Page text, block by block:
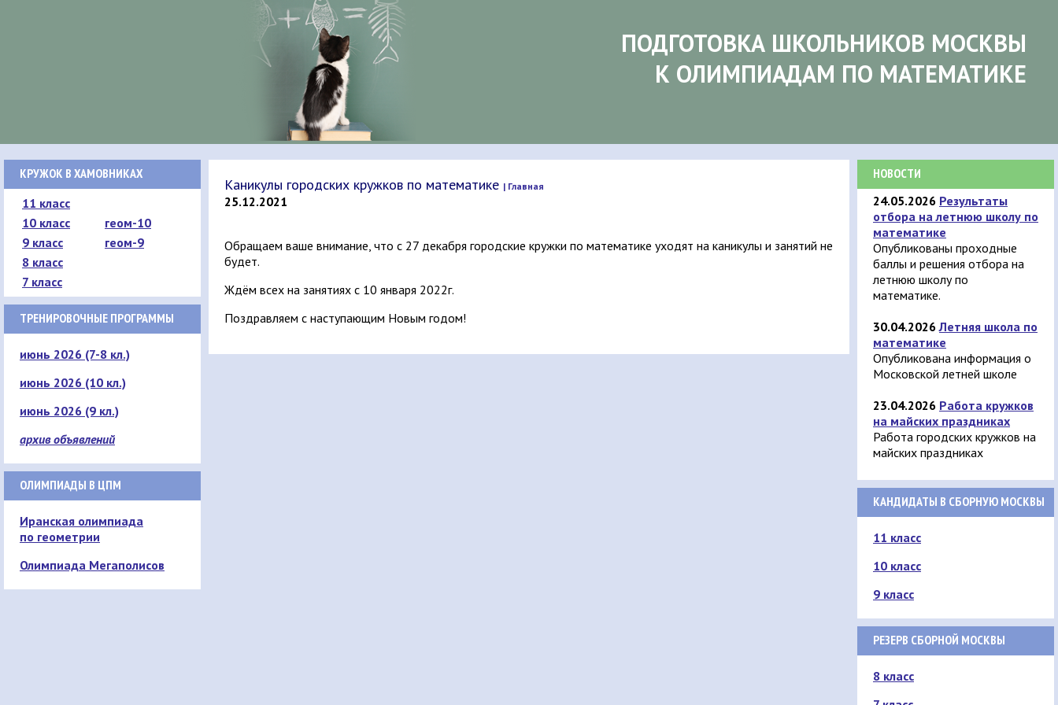
ПОДГОТОВКА ШКОЛЬНИКОВ МОСКВЫ
К ОЛИМПИАДАМ ПО МАТЕМАТИКЕ
КРУЖОК В ХАМОВНИКАХ
11 класс
10 класс
геом-10
9 класс
геом-9
8 класс
7 класс
ТРЕНИРОВОЧНЫЕ ПРОГРАММЫ
июнь 2026 (7-8 кл.)
июнь 2026 (10 кл.)
июнь 2026 (9 кл.)
архив объявлений
ОЛИМПИАДЫ В ЦПМ
Иранская олимпиада
по геометрии
Олимпиада Мегаполисов
Каникулы городских кружков по математике | Главная
25.12.2021
Обращаем ваше внимание, что с 27 декабря городские кружки по математике уходят на каникулы и занятий не
будет.
Ждём всех на занятиях с 10 января 2022г.
Поздравляем с наступающим Новым годом!
НОВОСТИ
24.05.2026 Результаты
отбора на летнюю школу по
математике
Опубликованы проходные
баллы и решения отбора на
летнюю школу по
математике.
30.04.2026 Летняя школа по
математике
Опубликована информация о
Московской летней школе
23.04.2026 Работа кружков
на майских праздниках
Работа городских кружков на
майских праздниках
КАНДИДАТЫ В СБОРНУЮ МОСКВЫ
11 класс
10 класс
9 класс
РЕЗЕРВ СБОРНОЙ МОСКВЫ
8 класс